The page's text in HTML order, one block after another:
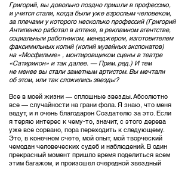
Григорий, вы довольно поздно пришли в профессию,
и учится стали, когда были уже взрослым человеком,
за плечами у которого несколько профессий (Григорий
Антипенко работал в аптеке, в рекламном агентстве,
социальным работником, менеджером, изготовителем
факсимильных копий (копий музейных экспонатов)
на «Мосфильме» , монтировщиком сцены в театре
«Сатирикон» и так далее. — Прим. ред.) И тем
не менее вы стали заметным артистом. Вы мечтали
об этом, или так сложились звезды?
Все в моей жизни — сплошные звезды. Абсолютно
все — случайности на грани фола. Я знаю, что меня
ведут, и я очень благодарен Создателю за это. Если
я теряю интерес к чему-то, значит, с этого дерева
уже все сорвано, пора переходить к следующему.
Это, в конечном счете, мой опыт, мой творческий
чемодан человеческих судеб и наблюдений. В один
прекрасный момент пришло время поделиться всем
этим багажом, и произошел очередной звездный